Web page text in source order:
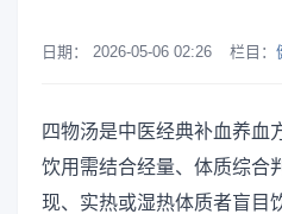
日期： 2026-05-06 02:26 栏目：
四物汤是中医经典补血养血
饮用需结合经量、体质综合
现、实热或湿热体质者盲目